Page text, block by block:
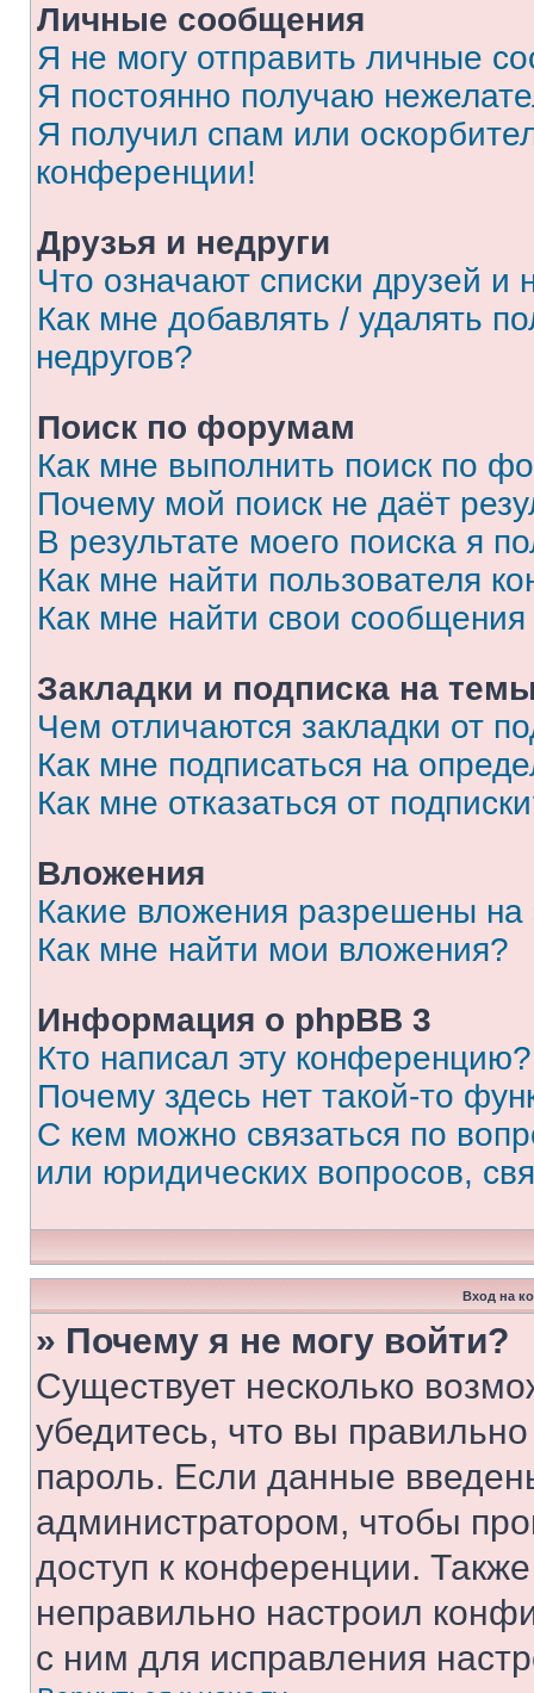
Личные сообщения
Я не могу отправить личные
Я постоянно получаю
Я получил спам или
конференции!
Друзья и недруги
Что означают списки друзей и
Как мне добавлять / удалять
недругов?
Поиск по форумам
Как мне выполнить поиск по
Почему мой поиск не даёт
В результате моего поиска я
Как мне найти пользователя
Как мне найти свои
Закладки и подписка на
Чем отличаются закладки от
Как мне подписаться на
Как мне отказаться от
Вложения
Какие вложения разрешены
Как мне найти мои вложения?
Информация о phpBB 3
Кто написал эту конференцию?
Почему здесь нет такой-то
С кем можно связаться по
или юридических вопросов,
Вход на
» Почему я не могу войти?
Существует несколько
убедитесь, что вы
пароль. Если данные
администратором, чтобы
доступ к конференции.
неправильно настроил
с ним для исправления